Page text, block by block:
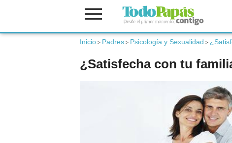
Inicio > Padres > Psicología y Sexualidad >
¿Satisfecha con tu